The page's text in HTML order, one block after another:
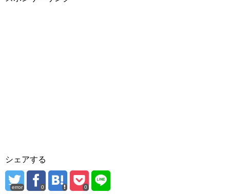
シェアする
error 0 0